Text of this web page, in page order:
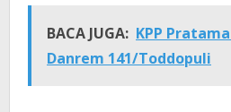
BACA JUGA: KPP
Danrem 141/Toddopuli